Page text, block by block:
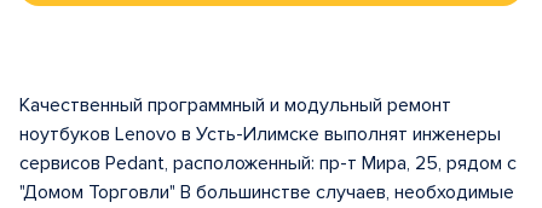
Качественный программный и модульный ремонт
ноутбуков Lenovo в Усть-Илимске выполнят инженеры
сервисов Pedant, расположенный: пр-т Мира, 25, рядом с
"Домом Торговли" В большинстве случаев, необходимые